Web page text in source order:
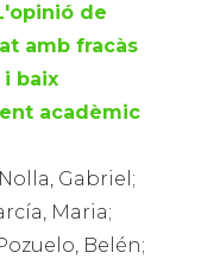
de
amb fracàs
i baix
acadèmic
Gabriel;
Maria;
Belén;